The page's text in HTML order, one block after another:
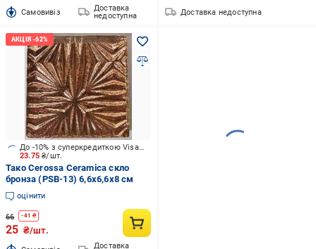
Cамовивіз
Доставка
недоступна
Доставка недоступна
23.75₴/шт.
До -10% з суперкредиткою Visa Вигода
Тако Cerossa Ceramica скло
бронза (PSB-13) 6,6x6,6x8 см
оцінити
66 -41 ₴
25 ₴/шт.
Доставка